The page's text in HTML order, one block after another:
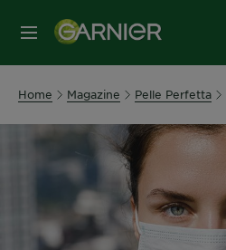
MENU
Home Magazine Pelle Perfetta